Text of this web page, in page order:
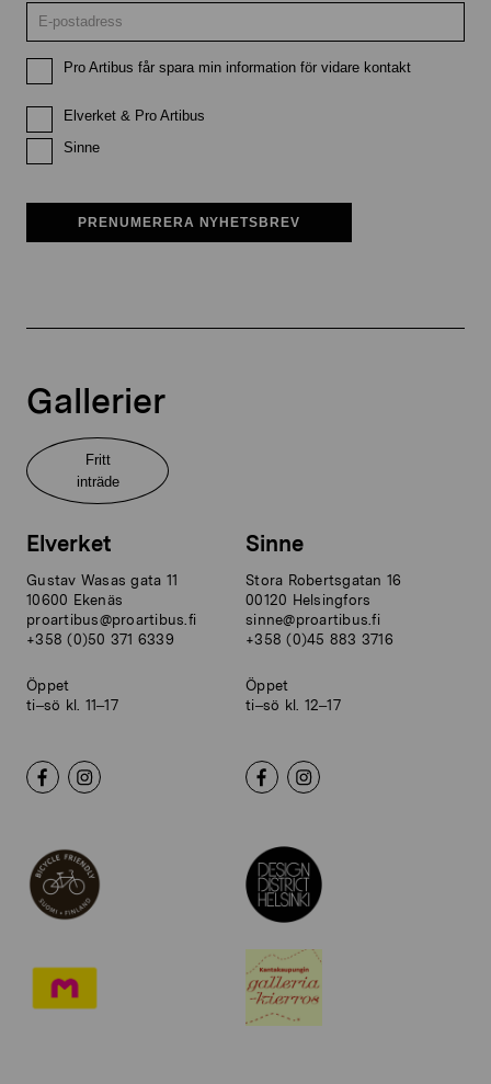
Pro Artibus får spara min information för vidare kontakt
Elverket & Pro Artibus
Sinne
PRENUMERERA NYHETSBREV
Gallerier
Fritt
inträde
Elverket
Gustav Wasas gata 11
10600 Ekenäs
proartibus@proartibus.fi
+358 (0)50 371 6339
Öppet
ti–sö kl. 11–17
Sinne
Stora Robertsgatan 16
00120 Helsingfors
sinne@proartibus.fi
+358 (0)45 883 3716
Öppet
ti–sö kl. 12–17